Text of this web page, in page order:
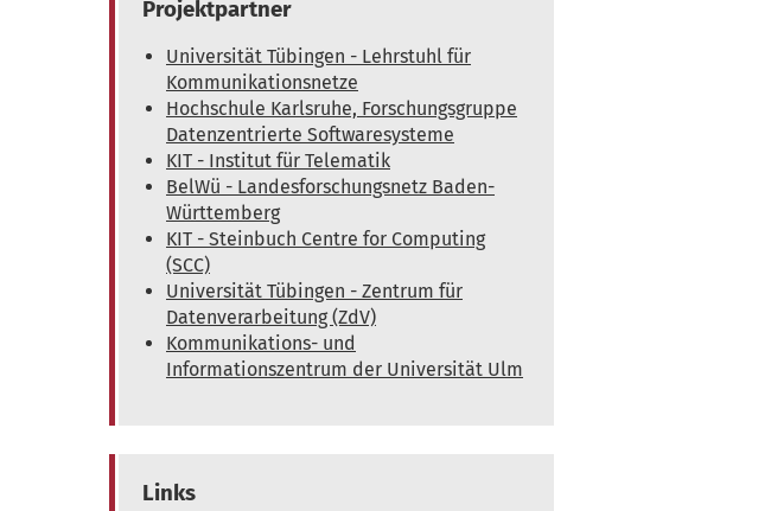
Projektpartner
Universität Tübingen - Lehrstuhl für
Kommunikationsnetze
Hochschule Karlsruhe, Forschungsgruppe
Datenzentrierte Softwaresysteme
KIT - Institut für Telematik
BelWü - Landesforschungsnetz Baden-
Württemberg
KIT - Steinbuch Centre for Computing
(SCC)
Universität Tübingen - Zentrum für
Datenverarbeitung (ZdV)
Kommunikations- und
Informationszentrum der Universität Ulm
Links